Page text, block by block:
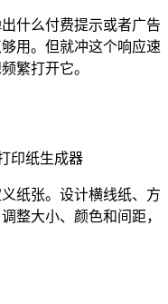
什么付费提示或者广告
用。但就冲这个响应速
繁打开它。
印纸生成器
纸张。设计横线纸、方
整大小、颜色和间距，